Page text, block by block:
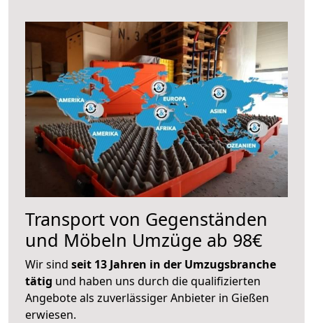
Transport von Gegenständen
und Möbeln Umzüge ab 98€
Wir sind seit 13 Jahren in der Umzugsbranche
tätig und haben uns durch die qualifizierten
Angebote als zuverlässiger Anbieter in Gießen
erwiesen.